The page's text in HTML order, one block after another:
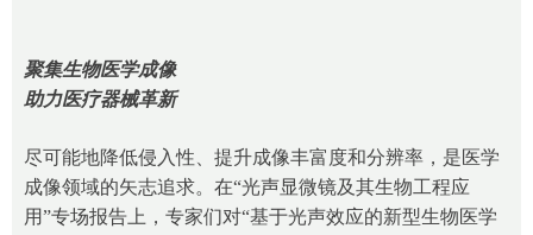
聚集生物医学成像
助力医疗器械革新
尽可能地降低侵入性、提升成像丰富度和分辨率，是医学
成像领域的矢志追求。在“光声显微镜及其生物工程应
用”专场报告上，专家们对“基于光声效应的新型生物医学